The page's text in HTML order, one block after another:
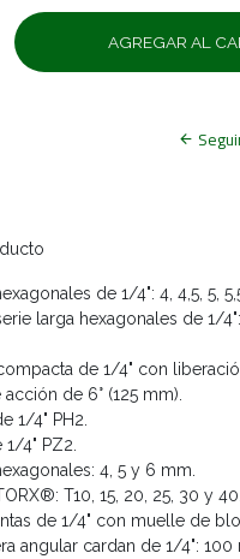
de 1/4": 4, 4,5, 5,
larga hexagonales de 1/4":
de 1/4" con
de 6° (125 mm).
1/4" PH2.
4" PZ2.
4, 5 y 6 mm.
T10, 15, 20, 25, 30 y 40.
de 1/4" con muelle de
angular cardan de 1/4": 100